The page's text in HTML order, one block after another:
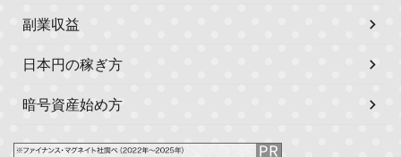
副業収益
日本円の稼ぎ方
暗号資産始め方